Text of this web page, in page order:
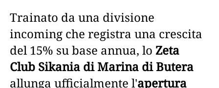
Trainato da una divisione
incoming che registra una crescita
del 15% su base annua, lo Zeta
Club Sikania di Marina di Butera
allunga ufficialmente l'apertura